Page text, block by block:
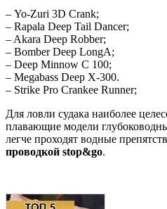
– Yo-Zuri 3D Crank;
– Rapala Deep Tail Dancer;
– Akara Deep Robber;
– Bomber Deep LongA;
– Deep Minnow C 100;
– Megabass Deep X-300.
– Strike Pro Crankee Runner;
Для ловли судака наиболее
плавающие модели
легче проходят водные
проводкой stop&go.